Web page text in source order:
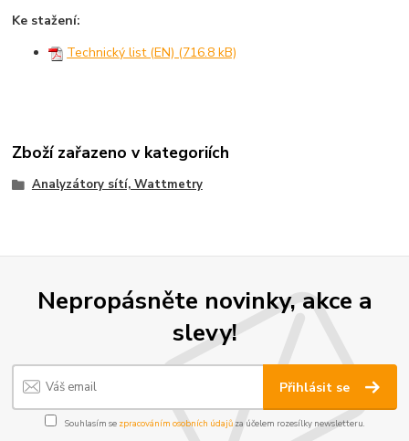
Ke stažení:
Technický list (EN) (716.8 kB)
Zboží zařazeno v kategoriích
Analyzátory sítí, Wattmetry
Nepropásněte novinky, akce a
slevy!
Přihlásit se
Souhlasím se zpracováním osobních údajůza účelem rozesílky newsletteru.